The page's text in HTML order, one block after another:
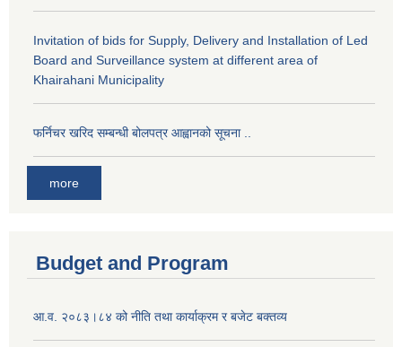
Invitation of bids for Supply, Delivery and Installation of Led
Board and Surveillance system at different area of
Khairahani Municipality
फर्निचर खरिद सम्बन्धी बोलपत्र आह्वानको सूचना ..
more
Budget and Program
आ.व. २०८३।८४ को नीति तथा कार्याक्रम र बजेट बक्तव्य